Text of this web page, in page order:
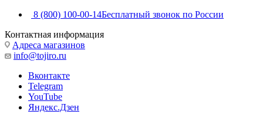
8 (800) 100-00-14Бесплатный звонок по России
Контактная информация
Адреса магазинов
info@tojiro.ru
Вконтакте
Telegram
YouTube
Яндекс.Дзен